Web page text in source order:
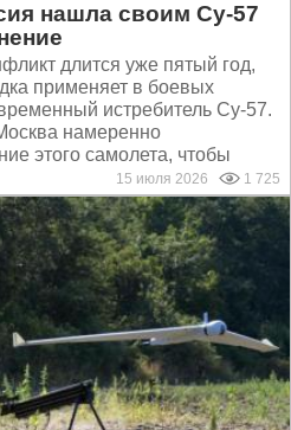
нашла своим Су-57
длится уже пятый год,
применяет в боевых
истребитель Су-57.
намеренно
этого самолета, чтобы
15 июля 2026 1 725